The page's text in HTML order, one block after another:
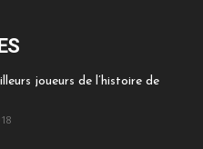
joueurs de l’histoire de